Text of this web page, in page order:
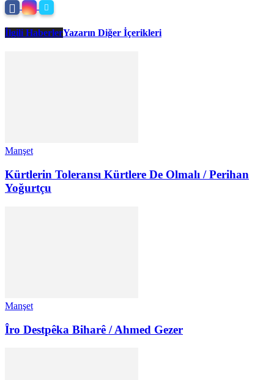
İlgili HaberlerYazarın Diğer İçerikleri
Manşet
Kürtlerin Toleransı Kürtlere De Olmalı / Perihan
Yoğurtçu
Manşet
Îro Destpêka Biharê / Ahmed Gezer